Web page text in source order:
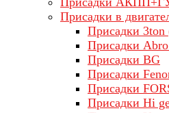
Присадки в
Присадки 3ton
Присадки
Присадки BG
Присадки
Присадки
Присадки Hi